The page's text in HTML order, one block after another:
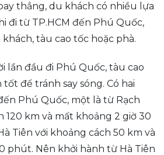
thẳng, du khách có nhiều lựa
đi từ TP.HCM đến Phú Quốc,
khách, tàu cao tốc hoặc phà.
lần đầu đi Phú Quốc, tàu cao
để tránh say sóng. Có hai
Phú Quốc, một là từ Rạch
120 km và mất khoảng 2 giờ 30
Tiên với khoảng cách 50 km và
phút. Nên khởi hành từ Hà Tiên